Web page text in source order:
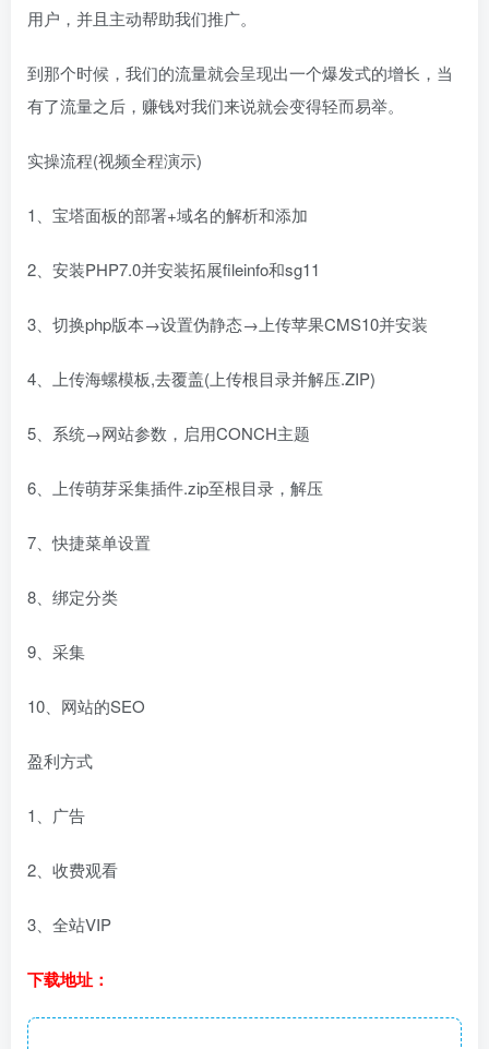
用户，并且主动帮助我们推广。
到那个时候，我们的流量就会呈现出一个爆发式的增长，当
有了流量之后，赚钱对我们来说就会变得轻而易举。
实操流程(视频全程演示)
1、宝塔面板的部署+域名的解析和添加
2、安装PHP7.0并安装拓展fileinfo和sg11
3、切换php版本→设置伪静态→上传苹果CMS10并安装
4、上传海螺模板,去覆盖(上传根目录并解压.ZIP)
5、系统→网站参数，启用CONCH主题
6、上传萌芽采集插件.zip至根目录，解压
7、快捷菜单设置
8、绑定分类
9、采集
10、网站的SEO
盈利方式
1、广告
2、收费观看
3、全站VIP
下载地址：